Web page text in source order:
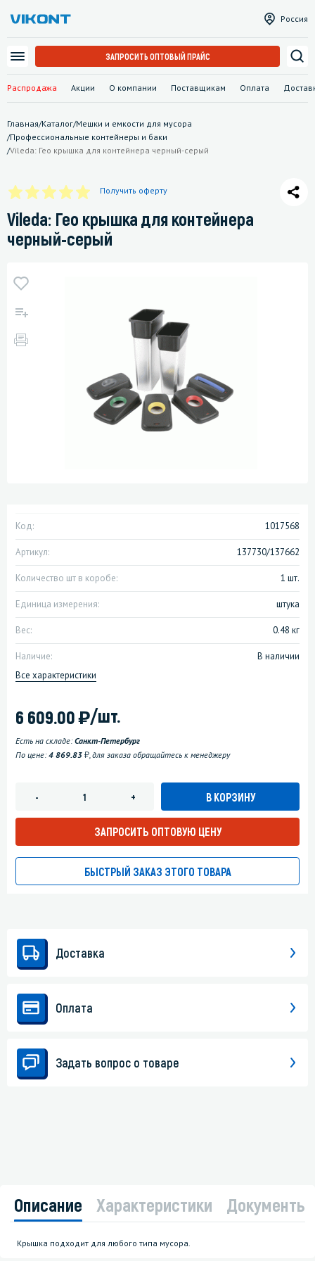
Распродажа Акции О компании Поставщикам Оплата
Россия
ЗАПРОСИТЬ ОПТОВЫЙ ПРАЙС
Главная/Каталог/Мешки и емкости для мусора
/Профессиональные контейнеры и баки
/Vileda: Гео крышка для контейнера черный-серый
Получить оферту
Vileda: Гео крышка для контейнера
черный-серый
Код: 1017568
Артикул: 137730/137662
Количество шт в коробе: 1 шт.
Единица измерения: штука
Вес: 0.48 кг
Наличие:
В наличии
Все характеристики
6 609.00)/шт.
Есть на складе:Санкт-Петербург
По цене:4 869.83 у, для заказа обращайтесь к менеджеру
- + В КОРЗИНУ
ЗАПРОСИТЬ ОПТОВУЮ ЦЕНУ
БЫСТРЫЙ ЗАКАЗ ЭТОГО ТОВАРА
Доставка
Оплата
Задать вопрос о товаре
Описание Характеристики Документы
Крышка подходит для любого типа мусора.